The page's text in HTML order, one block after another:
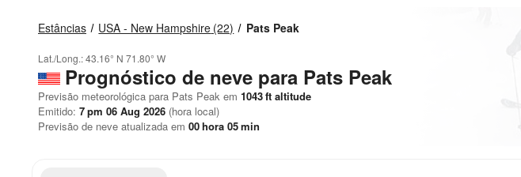
Estâncias USA - New Hampshire (22) Pats Peak
Lat./Long.:43.16° N 71.80° W
Prognóstico de neve para Pats Peak
Previsão meteorológica para Pats Peak em 1043ft altitude
Emitido: 7 pm 06 Aug 2026 (hora local)
Previsão de neve atualizada em 00hora 05min